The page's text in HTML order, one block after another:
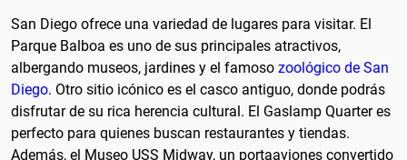
San Diego ofrece una variedad de lugares para visitar. El
Parque Balboa es uno de sus principales atractivos,
albergando museos, jardines y el famoso zoológico de San
Diego. Otro sitio icónico es el casco antiguo, donde podrás
disfrutar de su rica herencia cultural. El Gaslamp Quarter es
perfecto para quienes buscan restaurantes y tiendas.
Además, el Museo USS Midway, un portaaviones convertido